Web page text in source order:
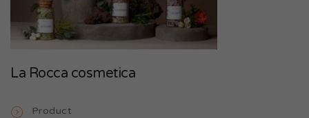
La Rocca cosmetica
Product